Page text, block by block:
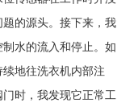
的源头。接下来，我
水的流入和停止。如
地往洗衣机内部注
时，我发现它正常工